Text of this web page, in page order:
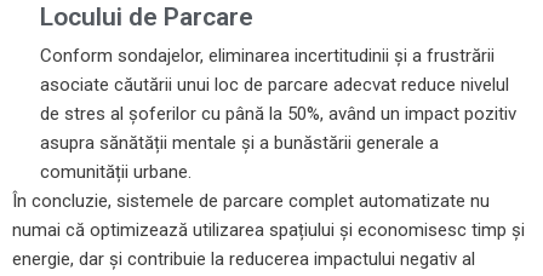
Locului de Parcare
Conform sondajelor, eliminarea incertitudinii și a frustrării
asociate căutării unui loc de parcare adecvat reduce nivelul
de stres al șoferilor cu până la 50%, având un impact pozitiv
asupra sănătății mentale și a bunăstării generale a
comunității urbane.
În concluzie, sistemele de parcare complet automatizate nu
numai că optimizează utilizarea spațiului și economisesc timp și
energie, dar și contribuie la reducerea impactului negativ al